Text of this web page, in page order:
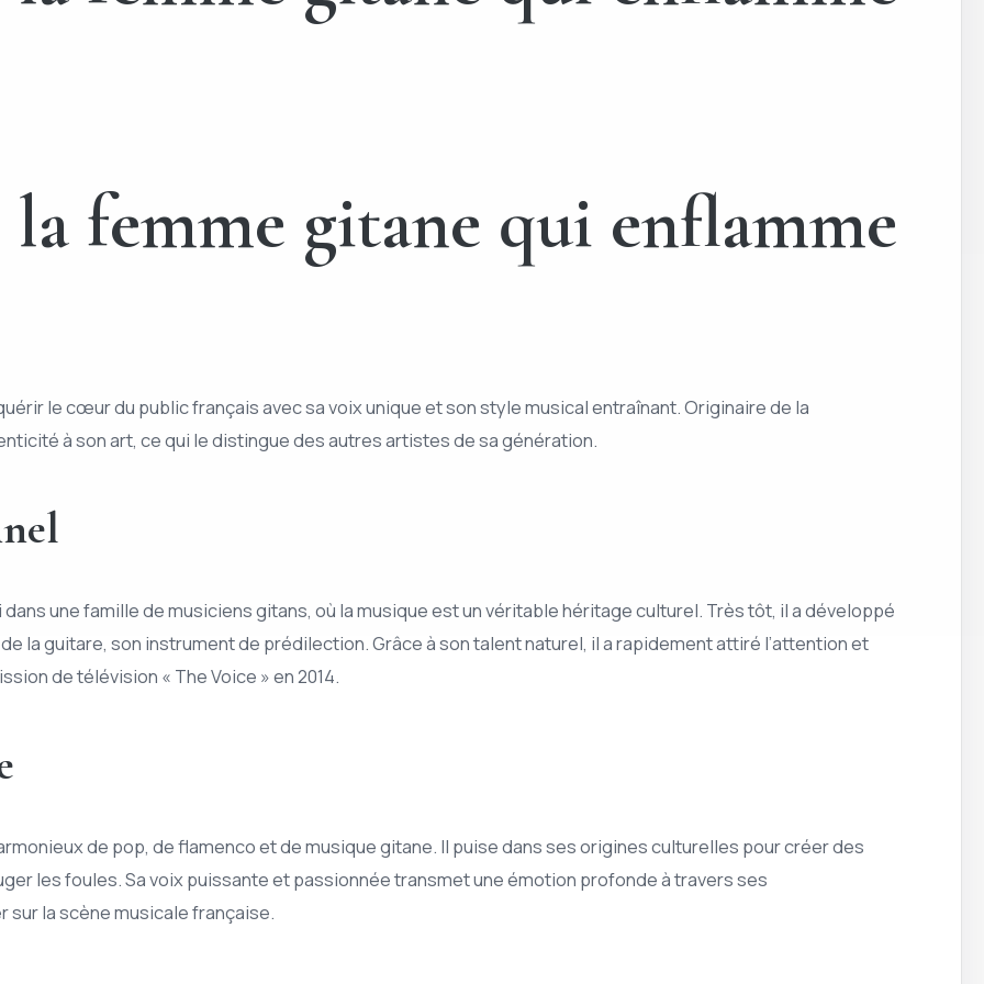
femme gitane qui enflamme
le cœur du public français avec sa voix unique et son style musical entraînant. Originaire de la
à son art, ce qui le distingue des autres artistes de sa génération.
dans une famille de musiciens gitans, où la musique est un véritable héritage culturel. Très tôt, il a développé
la guitare, son instrument de prédilection. Grâce à son talent naturel, il a rapidement attiré l’attention et
de télévision « The Voice » en 2014.
de pop, de flamenco et de musique gitane. Il puise dans ses origines culturelles pour créer des
les foules. Sa voix puissante et passionnée transmet une émotion profonde à travers ses
la scène musicale française.